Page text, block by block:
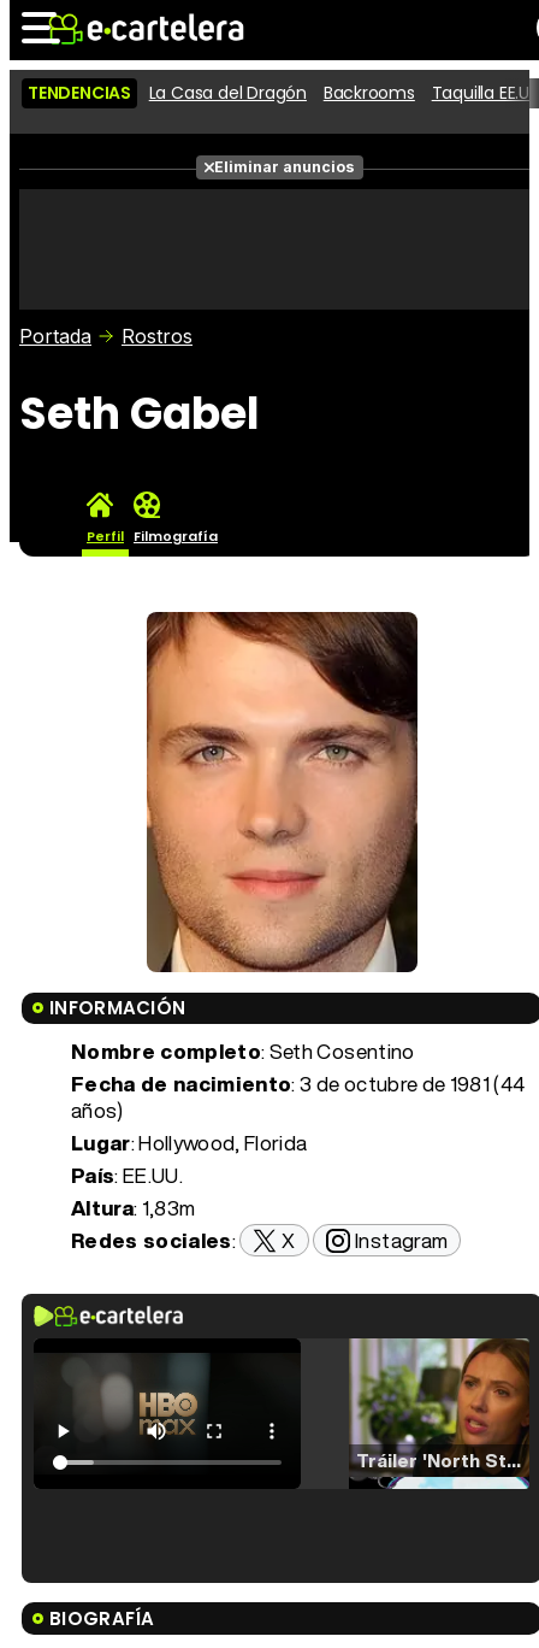
Noticias Cartelera
Películas
Críticas
TENDENCIAS La Casa del Dragón Backrooms Taquilla
Eliminar anuncios
Portada Rostros
Seth Gabel
Perfil Filmografía
INFORMACIÓN
Nombre completo: Seth Cosentino
Fecha de nacimiento:3 de octubre de 1981 (44
años)
Lugar: Hollywood, Florida
País: EE.UU.
Altura: 1,83m
Redes sociales: X Instagram
Tráiler 'North Star' (2023)
Tráiler en español de 'La isla olvidada'
BIOGRAFÍA